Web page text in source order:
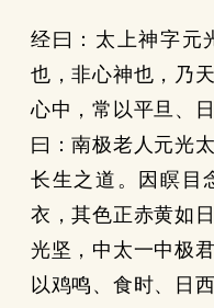
经曰：太上神字元
也，非心神也，乃
心中，常以平旦、
曰：南极老人元光
长生之道。因瞑目
衣，其色正赤黄如
光坚，中太一中极
以鸡鸣、食时、日